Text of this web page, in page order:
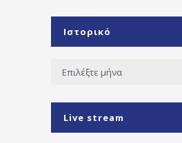
Ιστορικό
Ιστορικό
Live stream